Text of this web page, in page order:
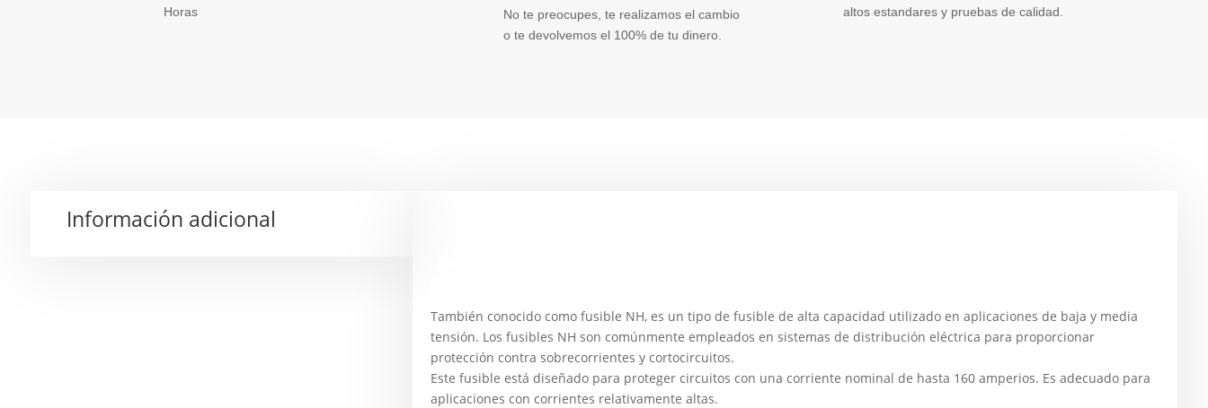
Horas
No te preocupes, te realizamos el cambio
o te devolvemos el 100% de tu dinero.
altos estandares y pruebas de calidad.
Información adicional
También conocido como fusible NH, es un tipo de fusible de alta capacidad utilizado en aplicaciones de baja y media
tensión. Los fusibles NH son comúnmente empleados en sistemas de distribución eléctrica para proporcionar
protección contra sobrecorrientes y cortocircuitos.
Este fusible está diseñado para proteger circuitos con una corriente nominal de hasta 160 amperios. Es adecuado para
aplicaciones con corrientes relativamente altas.